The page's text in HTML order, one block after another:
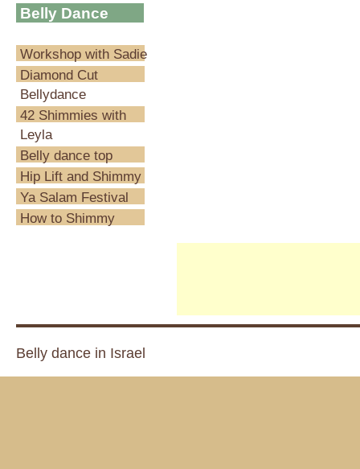
Belly Dance
Workshop with Sadie
Diamond Cut
Bellydance
42 Shimmies with
Leyla
Belly dance top
Hip Lift and Shimmy
Ya Salam Festival
How to Shimmy
Belly dance in Israel